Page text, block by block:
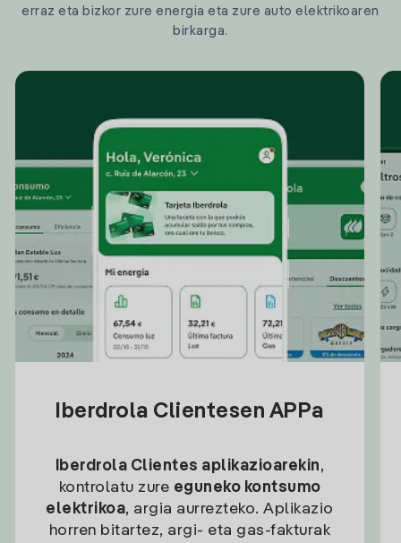
erraz eta bizkor zure energia eta zure auto elektrikoaren
birkarga.
Iberdrola Clientesen APPa
Iberdrola Clientes aplikazioarekin,
kontrolatu zure eguneko kontsumo
elektrikoa, argia aurrezteko. Aplikazio
horren bitartez, argi- eta gas-fakturak